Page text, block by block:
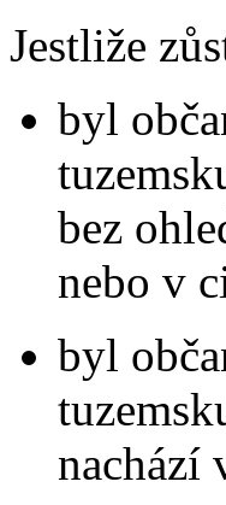
Jestliže
byl
bez
nebo v
byl
nachází